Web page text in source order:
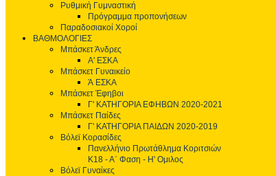
Ρυθμική Γυμναστική
Πρόγραμμα προπονήσεων
Παραδοσιακοί Χοροί
ΒΑΘΜΟΛΟΓΙΕΣ
Μπάσκετ Άνδρες
Α' ΕΣΚΑ
Μπάσκετ Γυναικείο
Ά ΕΣΚΑ
Μπάσκετ Έφηβοι
Γ' ΚΑΤΗΓΟΡΙΑ ΕΦΗΒΩΝ 2020-2021
Μπάσκετ Παίδες
Γ' ΚΑΤΗΓΟΡΙΑ ΠΑΙΔΩΝ 2020-2019
Βόλεϊ Κορασίδες
Πανελλήνιο Πρωτάθλημα Κοριτσιών
Κ18 - Α΄ Φαση - H' Ομιλος
Βόλεϊ Γυναίκες